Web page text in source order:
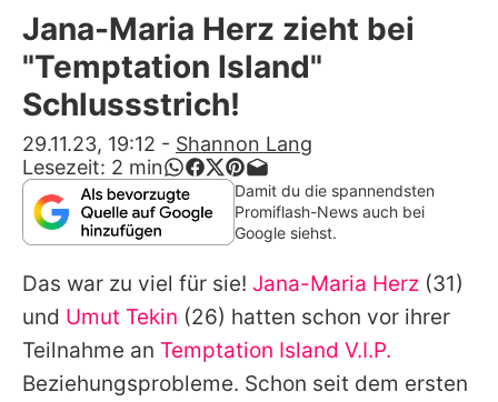
Alle Themen auf Promiflash
Jobs
App runterladen
Team
Redaktionelle Richtlinien
Impressum
Datenschutzerklärung
Nutzungsbedingungen
Jana-Maria Herz zieht bei
"Temptation Island"
Schlussstrich!
29.11.23, 19:12 - Shannon Lang
Lesezeit: 2 min
Damit du die spannendsten
Promiflash-News auch bei
Google siehst.
Das war zu viel für sie! Jana-Maria Herz (31)
und Umut Tekin (26) hatten schon vor ihrer
Teilnahme an Temptation Island V.I.P.
Beziehungsprobleme. Schon seit dem ersten